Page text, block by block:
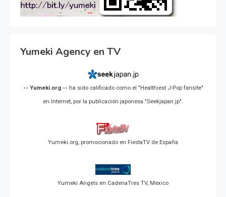
Yumeki Agency en TV
-- Yumeki.org -- ha sido calificado como el "Healthiest J-Pop fansite"
en Internet, por la publicación japonesa "Seekjapan.jp".
Yumeki.org, promocionado en FiestaTV de España
Yumeki Angels en CadenaTres TV, Mexico